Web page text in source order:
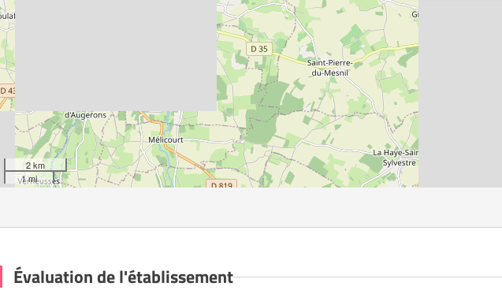
2 km
1 mi
Évaluation de l'établissement